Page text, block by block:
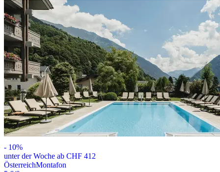
- 10%
unter der Woche ab CHF 412
ÖsterreichMontafon